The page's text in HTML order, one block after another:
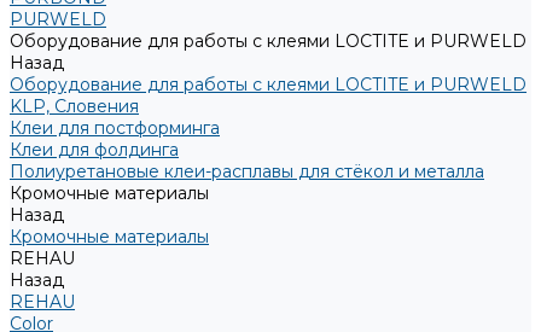
PURWELD
Оборудование для работы с клеями LOCTITE и PURWELD
Назад
Оборудование для работы с клеями LOCTITE и PURWELD
KLP, Словения
Клеи для постформинга
Клеи для фолдинга
Полиуретановые клеи-расплавы для стёкол и металла
Кромочные материалы
Назад
Кромочные материалы
REHAU
Назад
REHAU
Color